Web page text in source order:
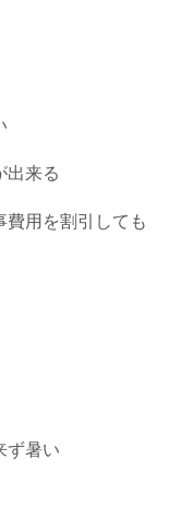
出来る
費用を割引しても
ず暑い